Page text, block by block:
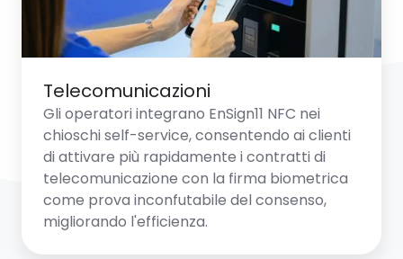
Telecomunicazioni
Gli operatori integrano EnSign11 NFC nei
chioschi self-service, consentendo ai clienti
di attivare più rapidamente i contratti di
telecomunicazione con la firma biometrica
come prova inconfutabile del consenso,
migliorando l'efficienza.